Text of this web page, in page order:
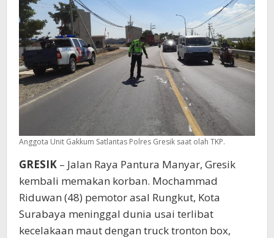
Anggota Unit Gakkum Satlantas Polres Gresik saat olah TKP.
GRESIK – Jalan Raya Pantura Manyar, Gresik
kembali memakan korban. Mochammad
Riduwan (48) pemotor asal Rungkut, Kota
Surabaya meninggal dunia usai terlibat
kecelakaan maut dengan truck tronton box,